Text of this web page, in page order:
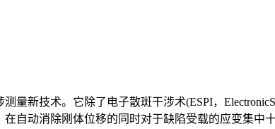
技术。它除了电子散斑干涉术(ESPI，
自动消除刚体位移的同时对于缺陷受载的应变集中